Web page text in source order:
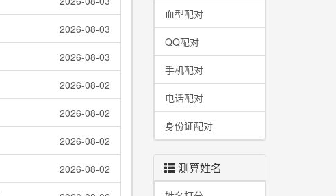
2026-08-03
2026-08-03
2026-08-02
2026-08-02
2026-08-02
2026-08-02
血型配对
QQ配对
手机配对
电话配对
身份证配对
测算姓名